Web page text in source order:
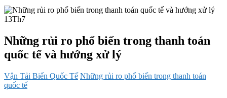
13Th7
Những rủi ro phổ biến trong thanh toán
quốc tế và hướng xử lý
Vận Tải Biển Quốc Tế Những rủi ro phổ biến trong thanh toán
quốc tế